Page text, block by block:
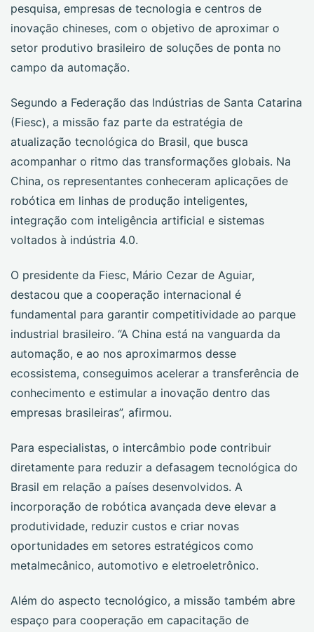
pesquisa, empresas de tecnologia e centros de
inovação chineses, com o objetivo de aproximar o
setor produtivo brasileiro de soluções de ponta no
campo da automação.
Segundo a Federação das Indústrias de Santa Catarina
(Fiesc), a missão faz parte da estratégia de
atualização tecnológica do Brasil, que busca
acompanhar o ritmo das transformações globais. Na
China, os representantes conheceram aplicações de
robótica em linhas de produção inteligentes,
integração com inteligência artificial e sistemas
voltados à indústria 4.0.
O presidente da Fiesc, Mário Cezar de Aguiar,
destacou que a cooperação internacional é
fundamental para garantir competitividade ao parque
industrial brasileiro. “A China está na vanguarda da
automação, e ao nos aproximarmos desse
ecossistema, conseguimos acelerar a transferência de
conhecimento e estimular a inovação dentro das
empresas brasileiras”, afirmou.
Para especialistas, o intercâmbio pode contribuir
diretamente para reduzir a defasagem tecnológica do
Brasil em relação a países desenvolvidos. A
incorporação de robótica avançada deve elevar a
produtividade, reduzir custos e criar novas
oportunidades em setores estratégicos como
metalmecânico, automotivo e eletroeletrônico.
Além do aspecto tecnológico, a missão também abre
espaço para cooperação em capacitação de